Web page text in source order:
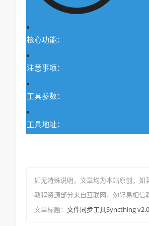
核心功能：
注意事项：
工具参数：
工具地址：
如无特殊说明，文章均为本站原创 ，如
教程资源部分来自互联网，勿轻易相信
文章标题： 文件同步工具Syncthing